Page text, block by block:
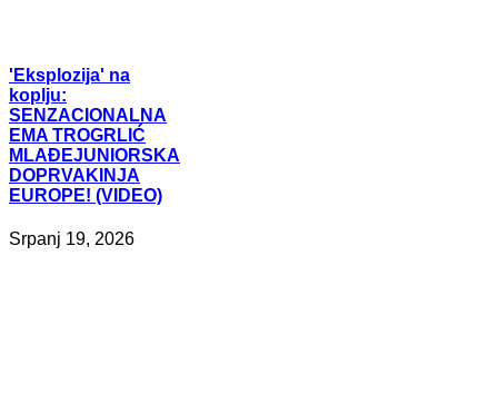
'Eksplozija' na
koplju:
SENZACIONALNA
EMA TROGRLIĆ
MLAĐEJUNIORSKA
DOPRVAKINJA
EUROPE! (VIDEO)
Srpanj 19, 2026